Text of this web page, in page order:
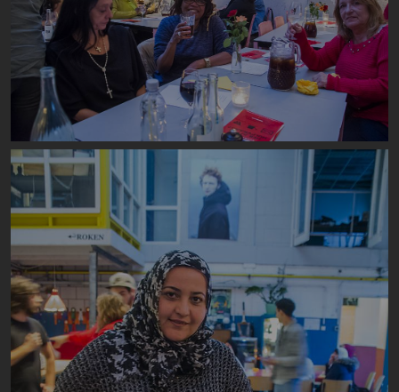
Image